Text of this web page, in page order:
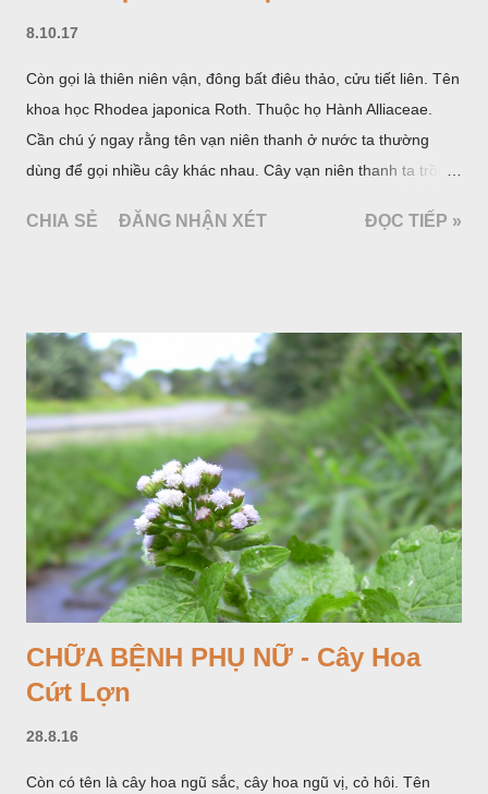
8.10.17
Còn gọi là thiên niên vận, đông bất điêu thảo, cửu tiết liên. Tên
khoa học Rhodea japonica Roth. Thuộc họ Hành Alliaceae.
Cần chú ý ngay rằng tên vạn niên thanh ở nước ta thường
dùng để gọi nhiều cây khác nhau. Cây vạn niên thanh ta trồng
Araceae. Còn cây vạn niên thanh giới thiệu ở đây thuộc họ
CHIA SẺ ĐĂNG NHẬN XÉT ĐỌC TIẾP »
CHỮA BỆNH PHỤ NỮ - Cây Hoa
Cứt Lợn
28.8.16
Còn có tên là cây hoa ngũ sắc, cây hoa ngũ vị, cỏ hôi. Tên